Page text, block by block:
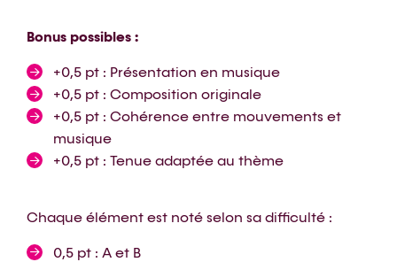
Bonus possibles :
+0,5 pt : Présentation en musique
+0,5 pt : Composition originale
+0,5 pt : Cohérence entre mouvements et
musique
+0,5 pt : Tenue adaptée au thème
Chaque élément est noté selon sa difficulté :
0,5 pt : A et B